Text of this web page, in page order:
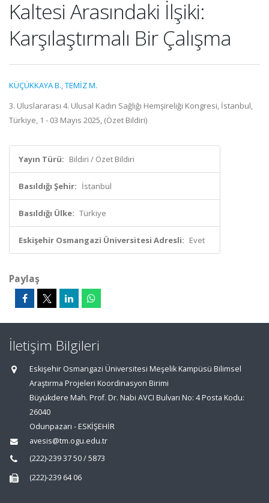
Kaltesi Arasındaki İlşiki:
Karşılaştırmalı Bir Çalışma
KÜÇÜKKAYA B.,TEMİZ M.
3. Uluslararası 4. Ulusal Kadın Sağlığı Hemşireliği Kongresi, İstanbul,
Türkiye, 1 - 03 Mayıs 2025, (Özet Bildiri)
Yayın Türü: Bildiri / Özet Bildiri
Basıldığı Şehir: İstanbul
Basıldığı Ülke: Türkiye
Eskişehir Osmangazi Üniversitesi Adresli: Evet
Paylaş
İletişim Bilgileri
Eskişehir Osmangazi Üniversitesi Meşelik Kampüsü Bilimsel
Araştırma Projeleri Koordinasyon Birimi
Büyükdere Mah. Prof. Dr. Nabi AVCI Bulvarı No: 4 Posta Kodu:
26040
Odunpazarı - ESKİŞEHİR
avesis@tm.ogu.edu.tr
(222)-239 37 50 / 5873
(222)-239 64 06